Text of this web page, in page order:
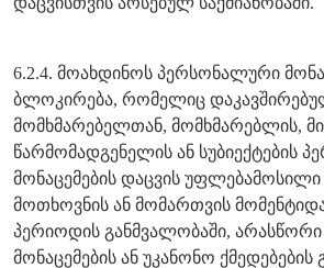
6.2.4. მოახდინოს პერსონალური
ბლოკირება, რომელიც
მომხმარებელთან, მომხმარებლის,
წარმომადგენელის ან სუბიექტების
მონაცემების დაცვის
მოთხოვნის ან მომართვის
პერიოდის განმვალობაში,
მონაცემების ან უკანონო